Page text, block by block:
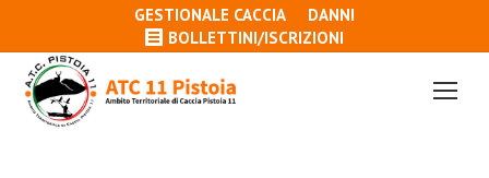
GESTIONALE CACCIA
DANNI
BOLLETTINI/ISCRIZIONI